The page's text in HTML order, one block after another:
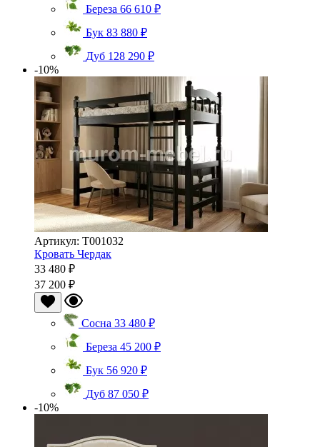
Береза 66 610 ₽
Бук 83 880 ₽
Дуб 128 290 ₽
-10%
Артикул: Т001032
Кровать Чердак
33 480 ₽
37 200 ₽
Сосна 33 480 ₽
Береза 45 200 ₽
Бук 56 920 ₽
Дуб 87 050 ₽
-10%